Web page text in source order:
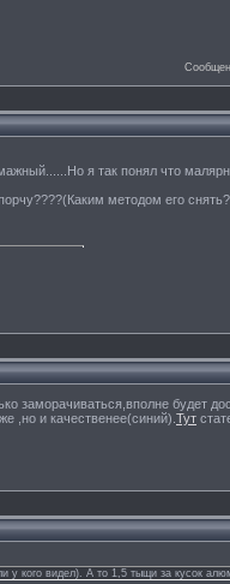
я так понял что
методом его
заморачиваться,вполне будет
,но и качественее(синий). Тут
у кого видел). А то 1,5 тыщи за кусок